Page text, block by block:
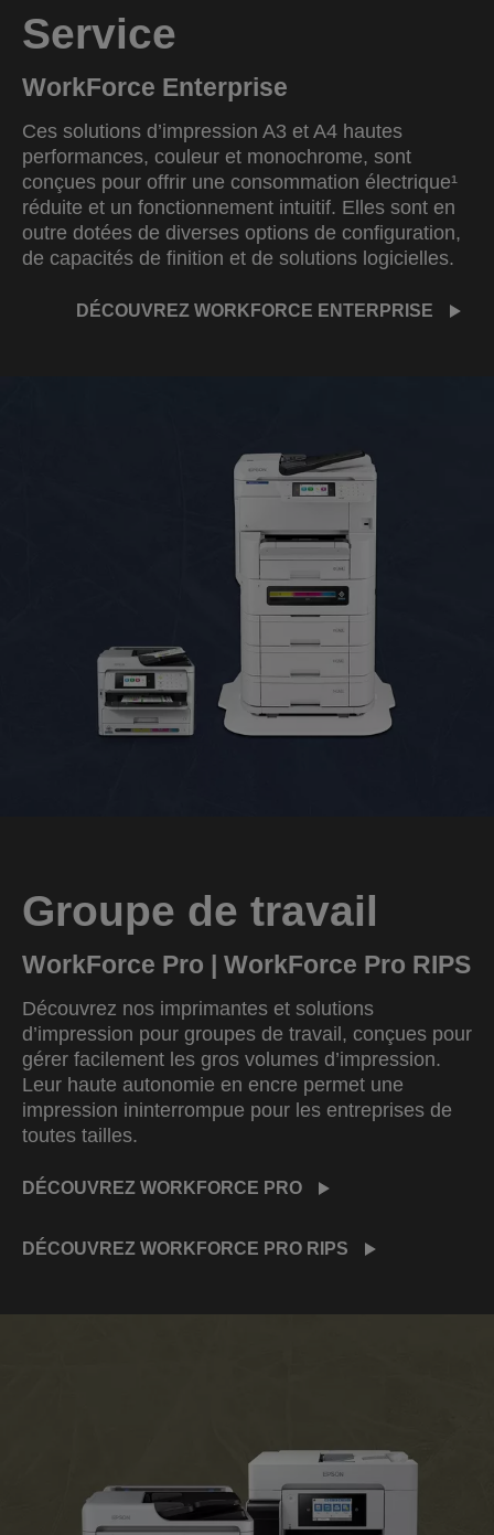
Service
WorkForce Enterprise
Ces solutions d’impression A3 et A4 hautes
performances, couleur et monochrome, sont
conçues pour offrir une consommation électrique¹
réduite et un fonctionnement intuitif. Elles sont en
outre dotées de diverses options de configuration,
de capacités de finition et de solutions logicielles.
DÉCOUVREZ WORKFORCE ENTERPRISE
Groupe de travail
WorkForce Pro | WorkForce Pro RIPS
Découvrez nos imprimantes et solutions
d’impression pour groupes de travail, conçues pour
gérer facilement les gros volumes d’impression.
Leur haute autonomie en encre permet une
impression ininterrompue pour les entreprises de
toutes tailles.
DÉCOUVREZ WORKFORCE PRO
DÉCOUVREZ WORKFORCE PRO RIPS